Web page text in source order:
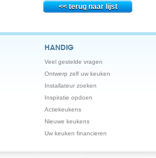
HANDIG
Veel gestelde vragen
Ontwerp zelf uw keuken
Installateur zoeken
Inspiratie opdoen
Actiekeukens
Nieuwe keukens
Uw keuken financieren